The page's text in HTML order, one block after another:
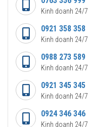
Kinh doanh 24/7
0921 358 358
Kinh doanh 24/7
0988 273 589
Kinh doanh 24/7
0921 345 345
Kinh doanh 24/7
0924 346 346
Kinh doanh 24/7